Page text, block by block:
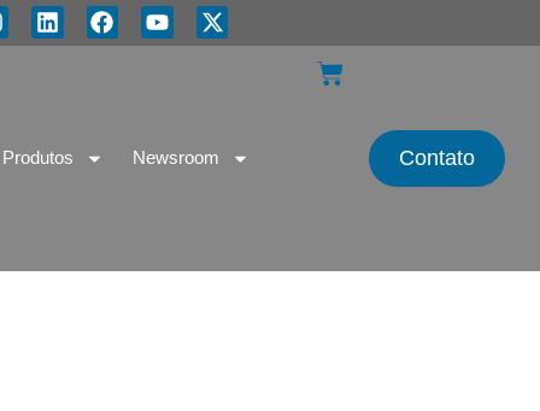
Produtos Newsroom Contato